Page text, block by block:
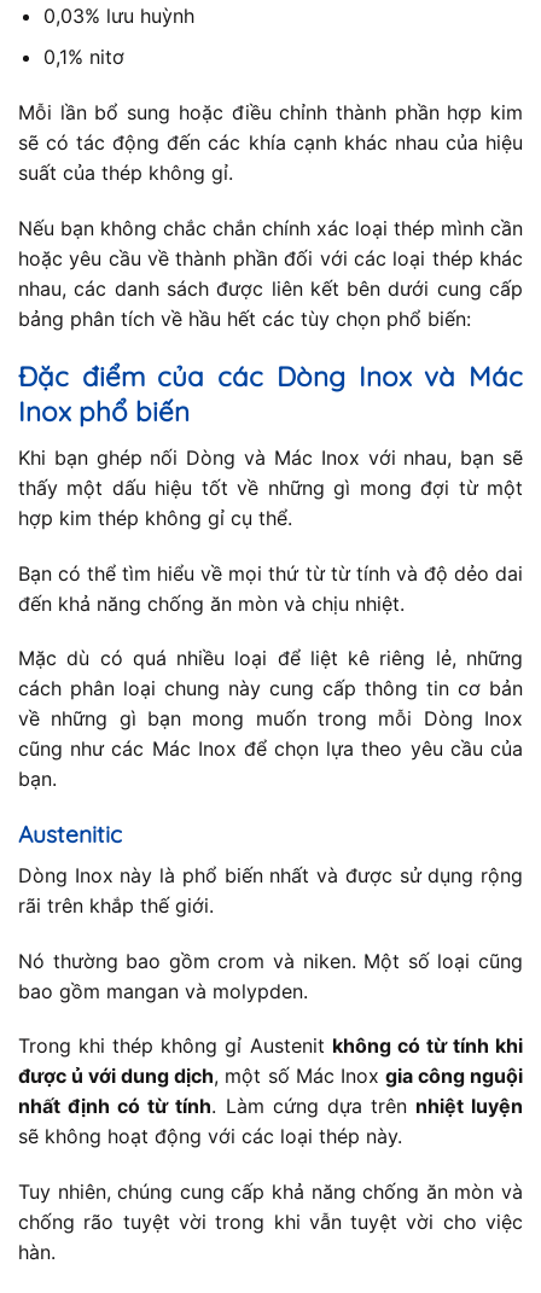
0,03% lưu huỳnh
0,1% nitơ
Mỗi lần bổ sung hoặc điều chỉnh thành phần hợp kim
sẽ có tác động đến các khía cạnh khác nhau của hiệu
suất của thép không gỉ.
Nếu bạn không chắc chắn chính xác loại thép mình cần
hoặc yêu cầu về thành phần đối với các loại thép khác
nhau, các danh sách được liên kết bên dưới cung cấp
bảng phân tích về hầu hết các tùy chọn phổ biến:
Đặc điểm của các Dòng Inox và Mác
Inox phổ biến
Khi bạn ghép nối Dòng và Mác Inox với nhau, bạn sẽ
thấy một dấu hiệu tốt về những gì mong đợi từ một
hợp kim thép không gỉ cụ thể.
Bạn có thể tìm hiểu về mọi thứ từ từ tính và độ dẻo dai
đến khả năng chống ăn mòn và chịu nhiệt.
Mặc dù có quá nhiều loại để liệt kê riêng lẻ, những
cách phân loại chung này cung cấp thông tin cơ bản
về những gì bạn mong muốn trong mỗi Dòng Inox
cũng như các Mác Inox để chọn lựa theo yêu cầu của
bạn.
Austenitic
Dòng Inox này là phổ biến nhất và được sử dụng rộng
rãi trên khắp thế giới.
Nó thường bao gồm crom và niken. Một số loại cũng
bao gồm mangan và molypden.
Trong khi thép không gỉ Austenit không có từ tính khi
được ủ với dung dịch, một số Mác Inox gia công nguội
nhất định có từ tính. Làm cứng dựa trên nhiệt luyện
sẽ không hoạt động với các loại thép này.
Tuy nhiên, chúng cung cấp khả năng chống ăn mòn và
chống rão tuyệt vời trong khi vẫn tuyệt vời cho việc
hàn.